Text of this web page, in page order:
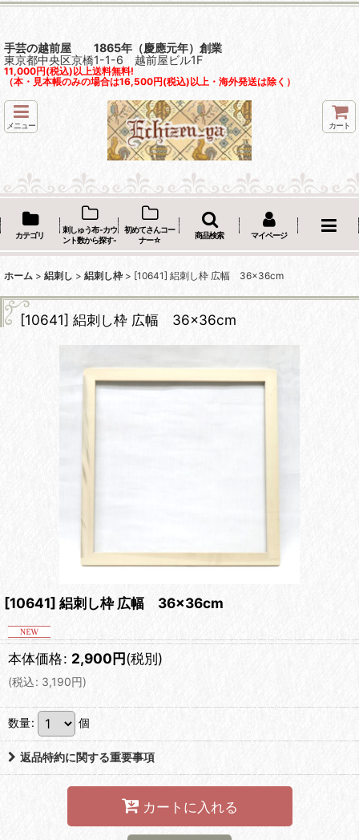
手芸の越前屋 1865年（慶應元年）創業
東京都中央区京橋1-1-6 越前屋ビル1F
11,000円(税込)以上送料無料!
（本・見本帳のみの場合は16,500円(税込)以上・海外発送は除く）
メニュー カート
カテゴリ
刺しゅう布 -カウ
ント数から探す-
初めてさんコー
ナー☆
商品検索 マイページ
ホーム > 絽刺し > 絽刺し枠 > [10641] 絽刺し枠 広幅 36×36cm
[10641] 絽刺し枠 広幅 36×36cm
[10641] 絽刺し枠 広幅 36×36cm
本体価格: 2,900円(税別)
(税込: 3,190円)
数量: 個
返品特約に関する重要事項
カートに入れる